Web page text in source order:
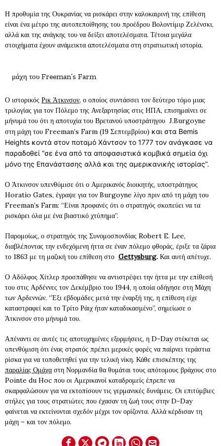
Η προθυμία της Ουκρανίας να ρισκάρει στην καλοκαιρινή της επίθεση
είναι ένα μέτρο της αυτοπεποίθησης του προέδρου Βολοντίμιρ Ζελένσκι,
αλλά και της ανάγκης του να δείξει αποτελέσματα. Τέτοια μεγάλα
στοιχήματα έχουν ανάμεικτα αποτελέσματα στη στρατιωτική ιστορία.
μάχη του Freeman’s Farm
Ο ιστορικός Ρικ Άτκινσον, ο οποίος συντάσσει τον δεύτερο τόμο μιας
τριλογίας για τον Πόλεμο της Ανεξαρτησίας στις ΗΠΑ, επισημαίνει σε
μήνυμά του ότι η αποτυχία του Βρετανού υποστράτηγου J.Burgoyne
στη μάχη του Freeman’s Farm (19 Σεπτεμβρίου) και στα Bemis
Heights κοντά στον ποταμό Χάντσον το 1777 τον ανάγκασε να
παραδοθεί “σε ένα από τα αποφασιστικά κομβικά σημεία όχι
μόνο της Επανάστασης αλλά και της αμερικανικής ιστορίας”.
Ο Άτκινσον υπενθύμισε ότι ο Αμερικανός διοικητής, υποστράτηγος
Horatio Gates, έγραψε για τον Burgoyne λίγο πριν από τη μάχη του
Freeman’s Farm: “Είναι προφανές ότι ο στρατηγός σκοπεύει να τα
ρισκάρει όλα με ένα βιαστικό χτύπημα”.
Παρομοίως, ο στρατηγός της Συνομοσπονδίας Robert E. Lee,
διαβλέποντας την ενδεχόμενη ήττα σε έναν πόλεμο φθοράς, έριξε τα ζάρια
το 1863 με τη μαζική του επίθεση στο Gettysburg. Και αυτή απέτυχε.
Ο Αδόλφος Χίτλερ προσπάθησε να αντιστρέψει την ήττα με την επίθεσή
του στις Αρδέννες τον Δεκέμβριο του 1944, η οποία οδήγησε στη Μάχη
των Αρδεννών. “Έξι εβδομάδες μετά την έναρξή της, η επίθεση είχε
καταστραφεί και το Τρίτο Ράιχ ήταν καταδικασμένο”, σημείωσε ο
Άτκινσον στο μήνυμά του.
Απέναντι σε αυτές τις αποτυχημένες εξορμήσεις, η D-Day στέκεται ως
υπενθύμιση ότι ένας στρατός πρέπει μερικές φορές να παίρνει τεράστια
ρίσκα για να τοποθετηθεί για την τελική νίκη. Κάθε επισκέπτης της
παραλίας Ομάχα στη Νορμανδία θα θυμάται τους απότομους βράχους στο
Pointe du Hoc που οι Αμερικανοί καταδρομείς έπρεπε να
σκαρφαλώσουν για να εκτοπίσουν τις γερμανικές δυνάμεις. Οι επιτύμβιες
στήλες για τους στρατιώτες που έχασαν τη ζωή τους στην D-Day
φαίνεται να εκτείνονται σχεδόν μέχρι τον ορίζοντα. Αλλά κέρδισαν τη
μάχη – και τον πόλεμο.